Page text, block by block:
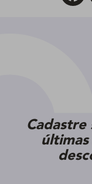
Cadastre